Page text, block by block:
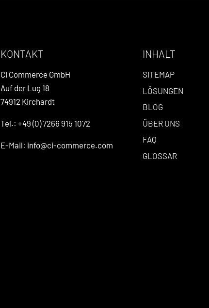
KONTAKT
CI Commerce GmbH
Auf der Lug 18
74912 Kirchardt
Tel.: +49 (0) 7266 915 1072
E-Mail: info@ci-commerce.com
INHALT
SITEMAP
LÖSUNGEN
BLOG
ÜBER UNS
FAQ
GLOSSAR